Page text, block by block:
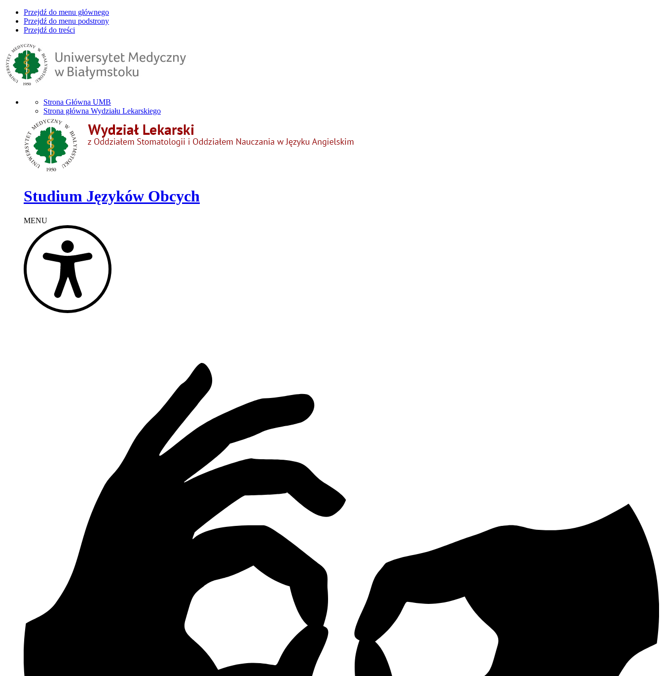
Przejdź do menu głównego
Przejdź do menu podstrony
Przejdź do treści
Strona Główna UMB
Strona główna Wydziału Lekarskiego
Studium Języków Obcych
MENU